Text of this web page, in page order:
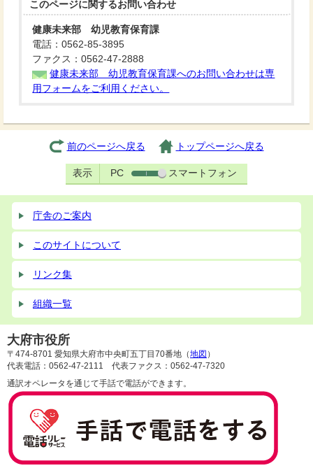
このページに関するお問い合わせ
健康未来部 幼児教育保育課
電話：0562-85-3895
ファクス：0562-47-2888
健康未来部 幼児教育保育課へのお問い合わせは専
用フォームをご利用ください。
前のページへ戻る トップページへ戻る
表示 PC スマートフォン
庁舎のご案内
このサイトについて
リンク集
組織一覧
大府市役所
〒474-8701 愛知県大府市中央町五丁目70番地（地図 ）
代表電話：0562-47-2111 代表ファクス：0562-47-7320
通訳オペレータを通じて手話で電話ができます。